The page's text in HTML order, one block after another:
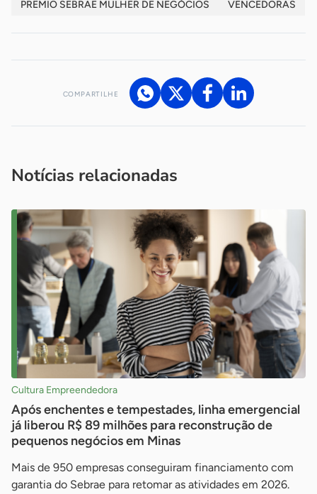
PRÊMIO SEBRAE MULHER DE NEGÓCIOS
VENCEDORAS
COMPARTILHE
Notícias relacionadas
Cultura Empreendedora
Após enchentes e tempestades, linha emergencial
já liberou R$ 89 milhões para reconstrução de
pequenos negócios em Minas
Mais de 950 empresas conseguiram financiamento com
garantia do Sebrae para retomar as atividades em 2026.